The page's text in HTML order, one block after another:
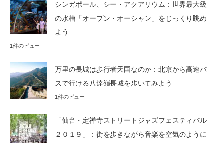
シンガポール、シー・アクアリウム：世界最大級
の水槽「オープン・オーシャン」をじっくり眺め
よう
1件のビュー
万里の長城は歩行者天国なのか：北京から高速バ
スで行ける八達嶺長城を歩いてみよう
1件のビュー
「仙台・定禅寺ストリートジャズフェスティバル
２０１９」：街を歩きながら音楽を空気のように